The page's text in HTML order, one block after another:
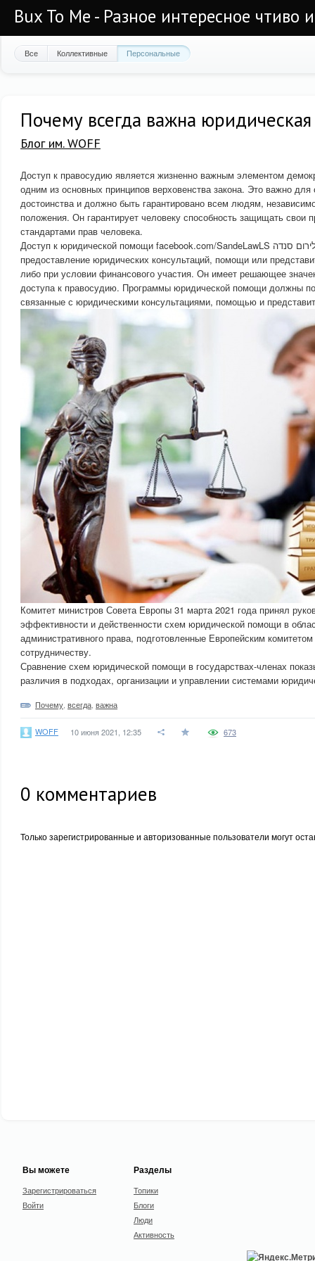
Bux To Me - Разное интересное чтиво
Все Коллективные Персональные
Почему всегда важна
Блог им. WOFF
Доступ к правосудию является жизненно важным элементом
одним из основных принципов верховенства закона. Это важно
достоинства и должно быть гарантировано всем людям,
положения. Он гарантирует человеку способность защищать свои
стандартами прав человека.
Доступ к юридической помощи facebook.com/SandeLawLS לירום סנדה подразумевает
предоставление юридических консультаций, помощи или
либо при условии финансового участия. Он имеет решающее
доступа к правосудию. Программы юридической помощи должны
связанные с юридическими консультациями, помощью и
Комитет министров Совета Европы 31 марта 2021 года принял
эффективности и действенности схем юридической помощи в
административного права, подготовленные Европейским
сотрудничеству.
Сравнение схем юридической помощи в государствах-членах
различия в подходах, организации и управлении системами
Почему всегда важна
WOFF 10 июня 2021, 12:35 673
0 комментариев
Только зарегистрированные и авторизованные пользователи могут
Вы можете
Зарегистрироваться
Войти
Разделы
Топики
Блоги
Люди
Активность